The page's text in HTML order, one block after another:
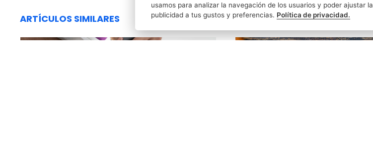
ARTÍCULOS SIMILARES
usamos para analizar la navegación de los usuarios y poder ajustar la
publicidad a tus gustos y preferencias. Política de privacidad.